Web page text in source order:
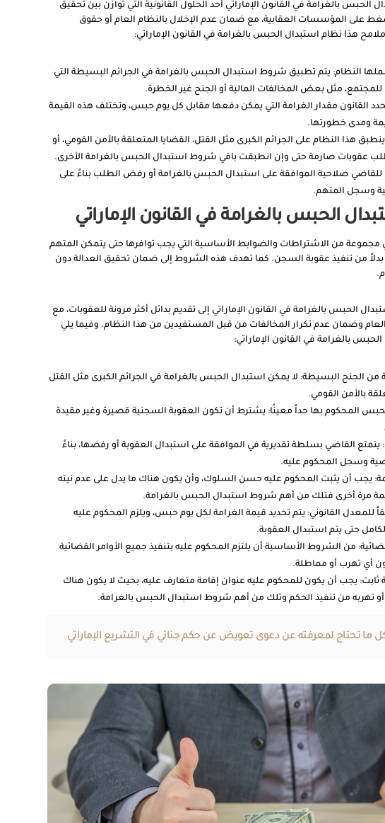
الحبس بالغرامة في القانون الإماراتي أحد الحلول القانونية التي توازن بين تحقيق
على المؤسسات العقابية، مع ضمان عدم الإخلال بالنظام العام أو حقوق
هذا نظام استبدال الحبس بالغرامة في القانون الإماراتي:
النظام: يتم تطبيق شروط استبدال الحبس بالغرامة في الجرائم البسيطة التي
مثل بعض المخالفات المالية أو الجنح غير الخطرة.
القانون مقدار الغرامة التي يمكن دفعها مقابل كل يوم حبس، وتختلف هذه القيمة
ومدى خطورتها.
ينطبق هذا النظام على الجرائم الكبرى مثل القتل، القضايا المتعلقة بالأمن القومي، أو
عقوبات صارمة حتى وإن انطبقت باقي شروط استبدال الحبس بالغرامة الأخرى.
صلاحية الموافقة على استبدال الحبس بالغرامة أو رفض الطلب بناءً على
وسجل المتهم.
الحبس بالغرامة في القانون الإماراتي
مجموعة من الاشتراطات والضوابط الأساسية التي يجب توافرها حتى يتمكن المتهم
بدلاً من تنفيذ عقوبة السجن. كما تهدف هذه الشروط إلى ضمان تحقيق العدالة دون
الحبس بالغرامة في القانون الإماراتي إلى تقديم بدائل أكثر مرونة للعقوبات، مع
وضمان عدم تكرار المخالفات من قبل المستفيدين من هذا النظام. وفيما يلي
بالغرامة في القانون الإماراتي:
من الجنح البسيطة: لا يمكن استبدال الحبس بالغرامة في الجرائم الكبرى مثل القتل
بالأمن القومي.
الحبس المحكوم بها حداً معينًا: يشترط أن تكون العقوبة السجنية قصيرة وغير مقيدة
يتمتع القاضي بسلطة تقديرية في الموافقة على استبدال العقوبة أو رفضها، بناءً
وسجل المحكوم عليه.
يجب أن يثبت المحكوم عليه حسن السلوك، وأن يكون هناك ما يدل على عدم نيته
مرة أخرى فتلك من أهم شروط استبدال الحبس بالغرامة.
للمعدل القانوني: يتم تحديد قيمة الغرامة لكل يوم حبس، ويلزم المحكوم عليه
حتى يتم استبدال العقوبة.
من الشروط الأساسية أن يلتزم المحكوم عليه بتنفيذ جميع الأوامر القضائية
أي تهرب أو مماطلة.
ثابت: يجب أن يكون للمحكوم عليه عنوان إقامة متعارف عليه، بحيث لا يكون هناك
تهربه من تنفيذ الحكم وتلك من أهم شروط استبدال الحبس بالغرامة.
ما تحتاج لمعرفته عن دعوى تعويض عن حكم جنائي في التشريع الإماراتي